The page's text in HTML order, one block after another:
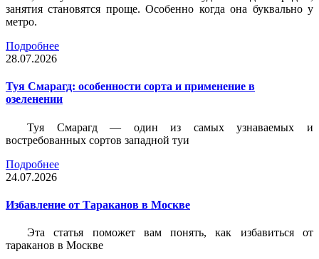
занятия становятся проще. Особенно когда она буквально у
метро.
Подробнее
28.07.2026
Туя Смарагд: особенности сорта и применение в
озеленении
Туя Смарагд — один из самых узнаваемых и
востребованных сортов западной туи
Подробнее
24.07.2026
Избавление от Тараканов в Москве
Эта статья поможет вам понять, как избавиться от
тараканов в Москве